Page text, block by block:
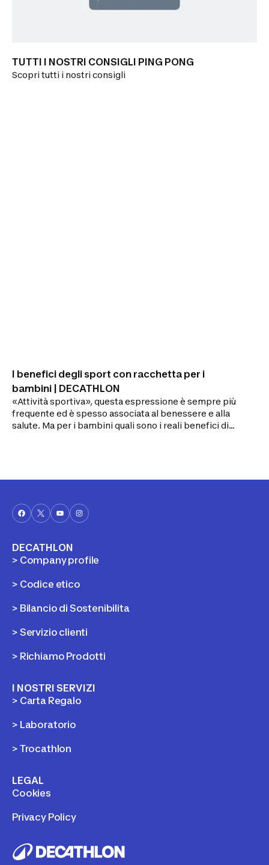
TUTTI I NOSTRI CONSIGLI PING PONG
Scopri tutti i nostri consigli
I benefici degli sport con racchetta per i
bambini | DECATHLON
«Attività sportiva», questa espressione è sempre più
frequente ed è spesso associata al benessere e alla
salute. Ma per i bambini quali sono i reali benefici di
DECATHLON
> Company profile
> Codice etico
> Bilancio di Sostenibilita
> Servizio clienti
> Richiamo Prodotti
I NOSTRI SERVIZI
> Carta Regalo
> Laboratorio
> Trocathlon
LEGAL
Cookies
Privacy Policy